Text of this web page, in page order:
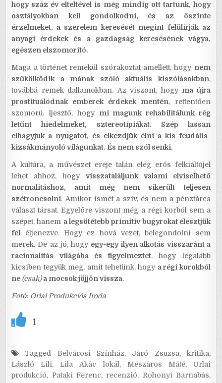
hogy száz év elteltével is még mindig ott tartunk, hogy
osztályokban kell gondolkodni, és az őszinte
érzelmeket, a szerelem keresését megint felülírják az
anyagi érdekek és a gazdagság keresésének vágya,
egészen elszomorító.
Maga a történet remekül szórakoztat amellett, hogy nem
szűkölködik a mának szóló aktuális kiszólásokban,
továbbá remek dallamokban. Az viszont, hogy ma újra
prostituálódnak emberek érdekek mentén, rettentően
szomorú. Ijesztő, hogy mi magunk rehabilitálunk rég
letűnt hiedelmeket, sztereotípiákat. Szép lassan
elhagyjuk a nyugatot, és elkezdjük élni a kis feudális-
kizsákmányoló világunkat. És nem szól senki.
A kultúra, a művészet ereje talán elég erős felkiáltójel
lehet ahhoz, hogy visszataláljunk valami elviselhető
normalitáshoz, amit még nem sikerült teljesen
szétroncsolni. Amikor ismét a szív, és nem a pénztárca
választ társat. Egyelőre viszont még a régi korból sem a
szépet, hanem a legsötétebb primitív bugyrokat élesztjük
fel éljenezve. Hogy ez hová vezet, belegondolni sem
merek. De az jó, hogy egy-egy ilyen alkotás visszaránt a
racionalitás világába és figyelmeztet, hogy legalább
kicsiben tegyük meg, amit tehetünk, hogy a régi korokból
ne (csak)a mocsok jöjjön vissza.
Fotó: Orlai Produkciós Iroda
1
Tagged Belvárosi Színház, Járó Zsuzsa, kritika,
László Lili,Lila Akác lokál, Mészáros Máté, Orlai
produkció, Pataki Ferenc, recenzió, Rohonyi Barnabás,